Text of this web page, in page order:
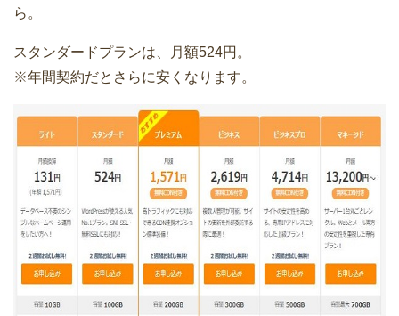
ら。
スタンダードプランは、月額524円。
※年間契約だとさらに安くなります。